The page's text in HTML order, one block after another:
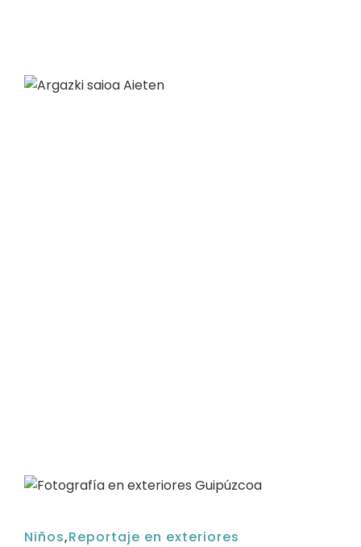
Niños,Reportaje en exteriores